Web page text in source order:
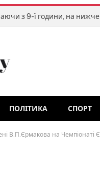
ПОЛІТИКА СПОРТ
В.П.Єрмакова на Чемпіонаті